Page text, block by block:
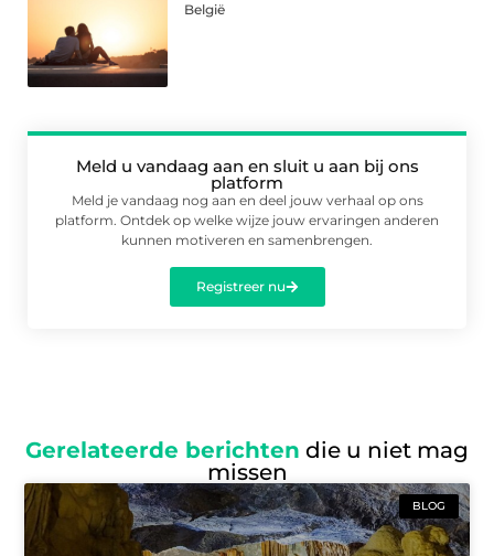
België
Meld u vandaag aan en sluit u aan bij ons
platform
Meld je vandaag nog aan en deel jouw verhaal op ons
platform. Ontdek op welke wijze jouw ervaringen anderen
kunnen motiveren en samenbrengen.
Registreer nu
Gerelateerde berichten die u niet mag
missen
BLOG